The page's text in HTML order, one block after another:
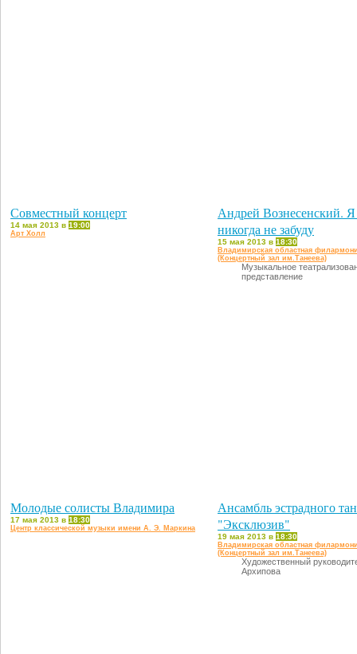
Совместный концерт
14 мая 2013 в 19:00
Арт Холл
Андрей Вознесенский. Я
никогда не забуду
15 мая 2013 в 18:30
Владимирская областная
(Концертный зал им.Танеева)
Музыкальное
представление
Молодые солисты Владимира
17 мая 2013 в 18:30
Центр классической музыки имени А. Э. Маркина
Ансамбль эстрадного
"Эксклюзив"
19 мая 2013 в 18:30
Владимирская областная
(Концертный зал им.Танеева)
Художественный
Архипова